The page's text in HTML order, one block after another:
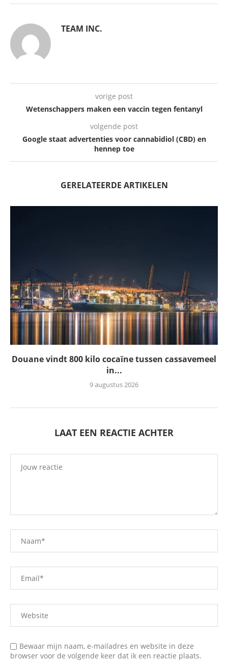
TEAM INC.
vorige post
Wetenschappers maken een vaccin tegen fentanyl
volgende post
Google staat​ advertenties voor cannabidiol (CBD) en
hennep toe
GERELATEERDE ARTIKELEN
Douane vindt 800 kilo cocaïne tussen cassavemeel
in...
9 augustus 2026
LAAT EEN REACTIE ACHTER
Bewaar mijn naam, e-mailadres en website in deze
browser voor de volgende keer dat ik een reactie plaats.